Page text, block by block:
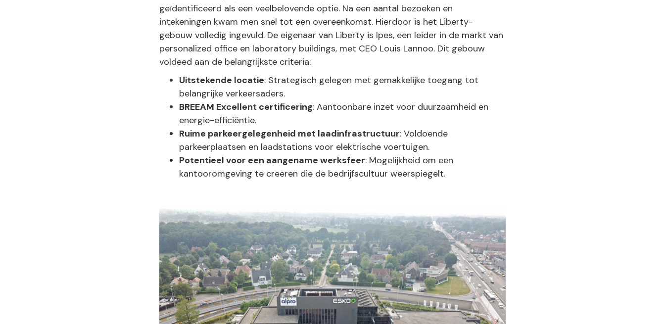
geïdentificeerd als een veelbelovende optie. Na een aantal bezoeken en
intekeningen kwam men snel tot een overeenkomst. Hierdoor is het Liberty-
gebouw volledig ingevuld. De eigenaar van Liberty is Ipes, een leider in de markt van
personalized office en laboratory buildings, met CEO Louis Lannoo. Dit gebouw
voldeed aan de belangrijkste criteria:
Uitstekende locatie: Strategisch gelegen met gemakkelijke toegang tot
belangrijke verkeersaders.
BREEAM Excellent certificering: Aantoonbare inzet voor duurzaamheid en
energie-efficiëntie.
Ruime parkeergelegenheid met laadinfrastructuur: Voldoende
parkeerplaatsen en laadstations voor elektrische voertuigen.
Potentieel voor een aangename werksfeer: Mogelijkheid om een
kantooromgeving te creëren die de bedrijfscultuur weerspiegelt.